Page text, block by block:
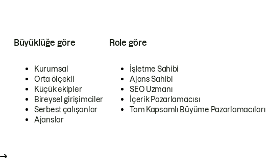
Büyüklüğe göre
Kurumsal
Orta ölçekli
Küçük ekipler
Bireysel girişimciler
Serbest çalışanlar
Ajanslar
Role göre
İşletme Sahibi
Ajans Sahibi
SEO Uzmanı
İçerik Pazarlamacısı
Tam Kapsamlı Büyüme Pazarlamacıları